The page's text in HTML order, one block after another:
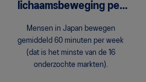
lichaamsbeweging per
Mensen in Japan bewegen
gemiddeld 60 minuten per week
(dat is het minste van de 16
onderzochte markten).